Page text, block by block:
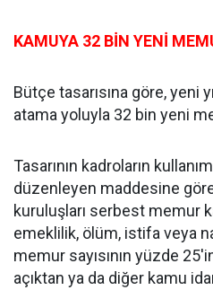
KAMUYA 32 BİN YENİ
Bütçe tasarısına göre, yeni
atama yoluyla 32 bin yeni
Tasarının kadroların
düzenleyen maddesine
kuruluşları serbest memur
emeklilik, ölüm, istifa veya
memur sayısının yüzde
açıktan ya da diğer kamu